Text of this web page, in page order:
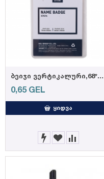
ბეიჯი ვერტიკალური,68*95მმ 5757A DELI
0,65 GEL
ᲧᲘᲓᲕᲐ